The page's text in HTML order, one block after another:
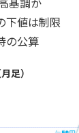
基調か
下値は制限
の公算
足）